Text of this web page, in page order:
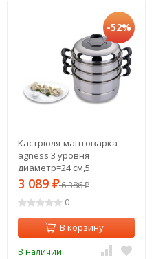
-52%
Кастрюля-мантоварка
agness 3 уровня
диаметр=24 см,5
л.индукционное дно
Agness (933-005)
3 089 ₽6 386₽
0
В корзину
В наличии